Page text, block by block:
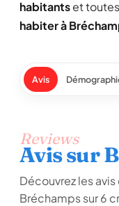
habitantset
habiter à
Avis
Reviews
Avis sur
Découvrez les
Bréchamps sur 6